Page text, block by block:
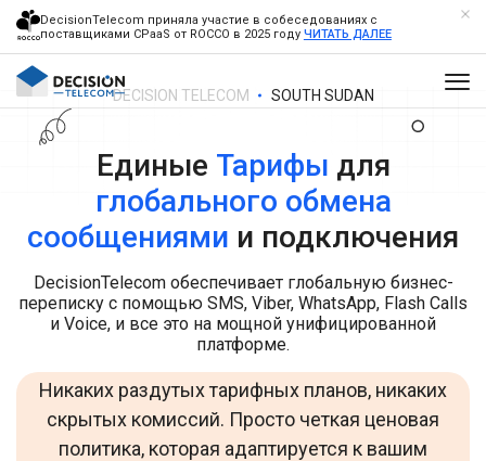
DecisionTelecom приняла участие в собеседованиях с
поставщиками CPaaS от ROCCO в 2025 году ЧИТАТЬ ДАЛЕЕ
DECISION TELECOM SOUTH SUDAN
Единые Тарифы для
глобального обмена
сообщениями и подключения
DecisionTelecom обеспечивает глобальную бизнес-
переписку с помощью SMS, Viber, WhatsApp, Flash Calls
и Voice, и все это на мощной унифицированной
платформе.
Никаких раздутых тарифных планов, никаких
скрытых комиссий. Просто четкая ценовая
политика, которая адаптируется к вашим